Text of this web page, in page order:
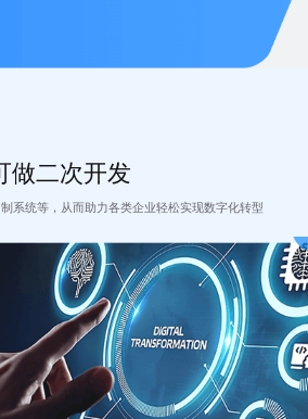
做二次开发
系统等，从而助力各类企业轻松实现数字化转型